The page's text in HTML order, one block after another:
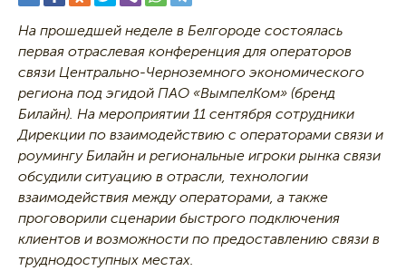
На прошедшей неделе в Белгороде состоялась
первая отраслевая конференция для операторов
связи Центрально-Черноземного экономического
региона под эгидой ПАО «ВымпелКом» (бренд
Билайн). На мероприятии 11 сентября сотрудники
Дирекции по взаимодействию с операторами связи и
роумингу Билайн и региональные игроки рынка связи
обсудили ситуацию в отрасли, технологии
взаимодействия между операторами, а также
проговорили сценарии быстрого подключения
клиентов и возможности по предоставлению связи в
труднодоступных местах.